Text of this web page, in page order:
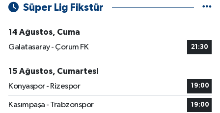
Süper Lig Fikstür
14 Ağustos, Cuma
Galatasaray - Çorum FK
21:30
15 Ağustos, Cumartesi
Konyaspor - Rizespor
19:00
Kasımpaşa - Trabzonspor 19:00